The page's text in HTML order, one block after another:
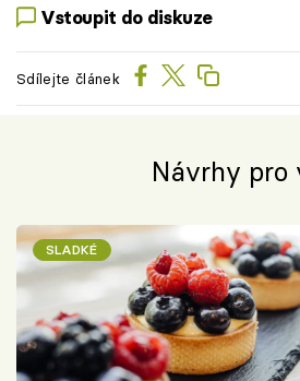
Vstoupit do diskuze
Sdílejte článek
Návrhy pro
SLADKÉ